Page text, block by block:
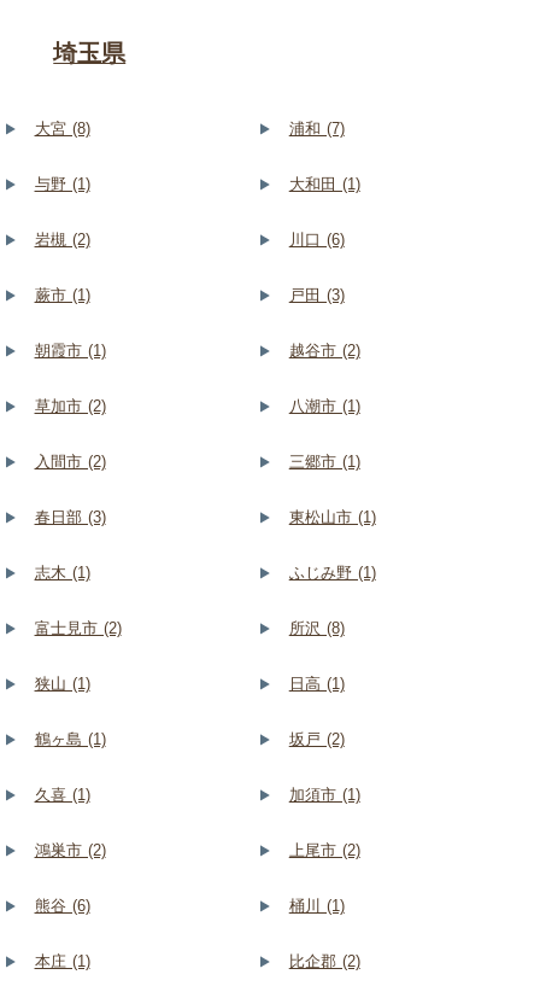
埼玉県
大宮 (8) 浦和 (7)
与野 (1) 大和田 (1)
岩槻 (2) 川口 (6)
蕨市 (1) 戸田 (3)
朝霞市 (1) 越谷市 (2)
草加市 (2) 八潮市 (1)
入間市 (2) 三郷市 (1)
春日部 (3) 東松山市 (1)
志木 (1) ふじみ野 (1)
富士見市 (2) 所沢 (8)
狭山 (1) 日高 (1)
鶴ヶ島 (1) 坂戸 (2)
久喜 (1) 加須市 (1)
鴻巣市 (2) 上尾市 (2)
熊谷 (6) 桶川 (1)
本庄 (1) 比企郡 (2)